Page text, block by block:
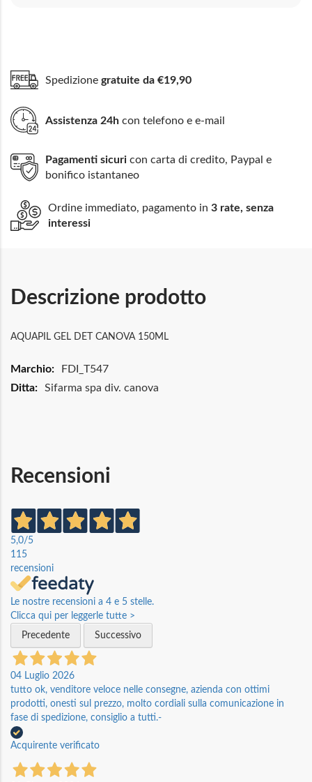
Spedizione gratuite da €19,90
Assistenza 24h con telefono e e-mail
Pagamenti sicuri con carta di credito, Paypal e
bonifico istantaneo
Ordine immediato, pagamento in 3 rate, senza
interessi
Descrizione prodotto
AQUAPIL GEL DET CANOVA 150ML
Maggiori
Informazioni
FDI_T547
Sifarma spa div. canova
Recensioni
5,0/5
115
recensioni
Le nostre recensioni a 4 e 5 stelle.
Clicca qui per leggerle tutte >
Precedente
Successivo
04 Luglio 2026
tutto ok, venditore veloce nelle consegne, azienda con ottimi
prodotti, onesti sul prezzo, molto cordiali sulla comunicazione in
fase di spedizione, consiglio a tutti.-
Acquirente verificato